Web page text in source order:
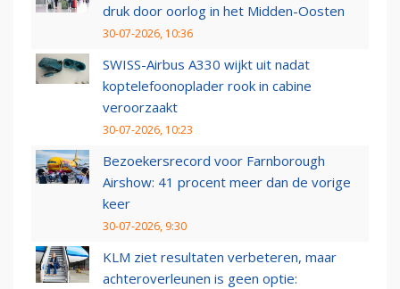
druk door oorlog in het Midden-Oosten
30-07-2026, 10:36
SWISS-Airbus A330 wijkt uit nadat
koptelefoonoplader rook in cabine
veroorzaakt
30-07-2026, 10:23
Bezoekersrecord voor Farnborough
Airshow: 41 procent meer dan de vorige
keer
30-07-2026, 9:30
KLM ziet resultaten verbeteren, maar
achteroverleunen is geen optie: